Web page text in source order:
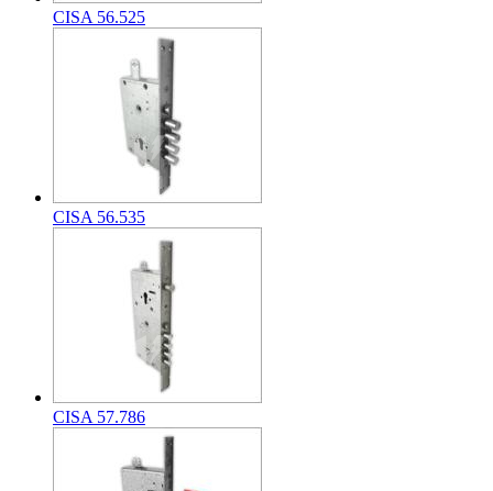
CISA 56.525
CISA 56.535
CISA 57.786